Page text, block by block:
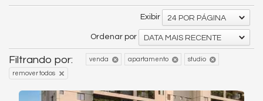
Exibir 24 POR PÁGINA
Ordenar por DATA MAIS RECENTE
Filtrando por: venda apartamento studio
remover todos